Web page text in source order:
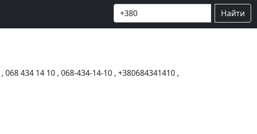
Найти
, 068 434 14 10 , 068-434-14-10 , +380684341410 ,